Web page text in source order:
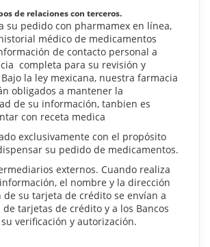
de relaciones con terceros.
su pedido con pharmamex en línea,
médico de medicamentos
de contacto personal a
completa para su revisión y
la ley mexicana, nuestra farmacia
obligados a mantener la
de su información, tanbien es
con receta medica
exclusivamente con el propósito
su pedido de medicamentos.
externos. Cuando realiza
el nombre y la dirección
su tarjeta de crédito se envían a
de tarjetas de crédito y a los Bancos
verificación y autorización.